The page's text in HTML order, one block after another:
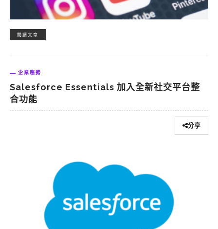
閱讀文章
企業趨勢
Salesforce Essentials 加入全新社交平台整
合功能
分享